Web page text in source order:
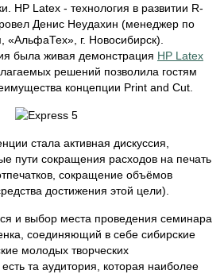
НР Latex - технология в развитии R-
Денис Неудахин (менеджер по
«АльфаТех», г. Новосибирск).
была живая демонстрация НР Latex
решений позволила гостям
концепции Print and Cut.
стала активная дискуссия,
пути сокращения расходов на печать
сокращение объёмов
достижения этой цели).
и выбор места проведения семинара
соединяющий в себе сибирские
молодых творческих
та аудитория, которая наиболее